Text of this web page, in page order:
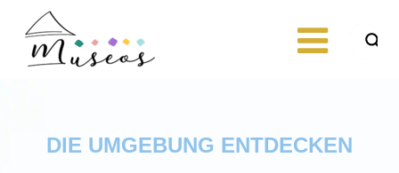
content
DIE UMGEBUNG ENTDECKEN